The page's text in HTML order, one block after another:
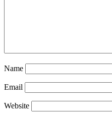
Name
Email
Website